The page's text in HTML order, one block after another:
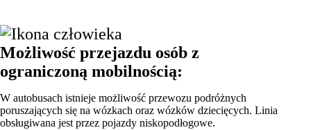
Możliwość przejazdu osób z
ograniczoną mobilnością:
W autobusach istnieje możliwość przewozu podróżnych
poruszających się na wózkach oraz wózków dziecięcych. Linia
obsługiwana jest przez pojazdy niskopodłogowe.